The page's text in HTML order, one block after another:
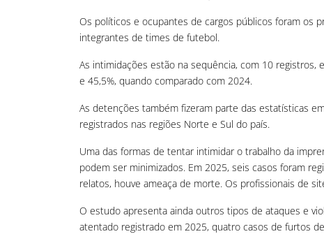
Os políticos e ocupantes de cargos públicos foram os
integrantes de times de futebol.
As intimidações estão na sequência, com 10
e 45,5%, quando comparado com 2024.
As detenções também fizeram parte das estatísticas
registrados nas regiões Norte e Sul do país.
Uma das formas de tentar intimidar o trabalho da
podem ser minimizados. Em 2025, seis casos foram
relatos, houve ameaça de morte. Os profissionais de
O estudo apresenta ainda outros tipos de ataques e
atentado registrado em 2025, quatro casos de furtos